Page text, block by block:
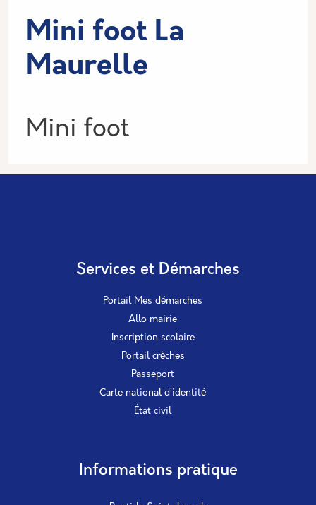
Mini foot La
Maurelle
Informations
Mini foot
Services et Démarches
Portail Mes démarches
Allo mairie
Inscription scolaire
Portail crèches
Passeport
Carte national d’identité
État civil
Informations pratique